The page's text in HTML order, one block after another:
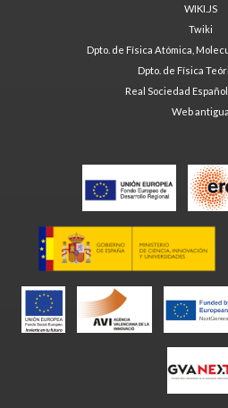
WIKI.JS
Twiki
Dpto. de Física Atómica,
Dpto. de Física
Real Sociedad
Web antigua